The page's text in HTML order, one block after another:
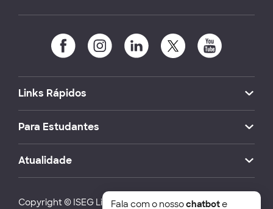
Links Rápidos
Para Estudantes
Atualidade
Copyright © ISEG Lisbon School of Economics and
Fala com o nossochatbote